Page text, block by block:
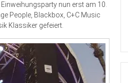
nun erst am 10.
People, Blackbox, C+C Music
Klassiker gefeiert.